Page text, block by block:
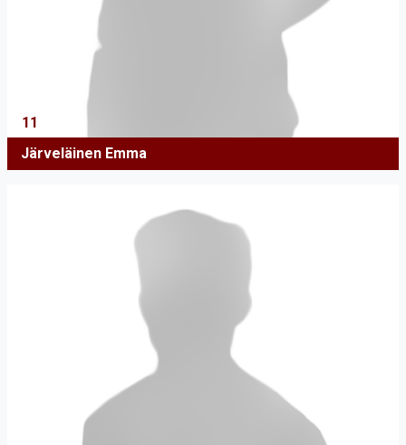
11
Järveläinen Emma